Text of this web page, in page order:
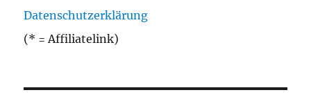
Datenschutzerklärung
(* = Affiliatelink)